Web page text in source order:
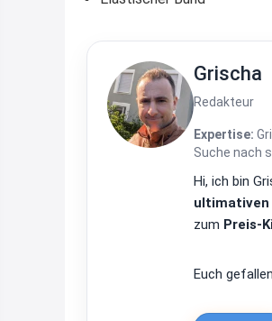
Grischa
Redakteur
Expertise:
Suche nach
Hi, ich bin
ultimativen
zum Preis-
Euch